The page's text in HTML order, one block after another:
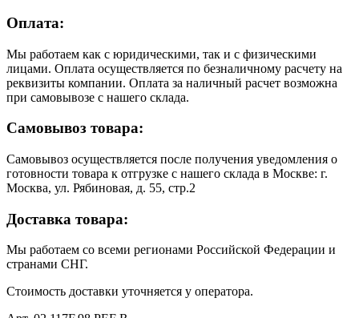
Оплата:
Мы работаем как с юридическими, так и с физическими
лицами. Оплата осуществляется по безналичному расчету на
реквизиты компании. Оплата за наличный расчет возможна
при самовывозе с нашего склада.
Самовывоз товара:
Самовывоз осуществляется после получения уведомления о
готовности товара к отгрузке с нашего склада в Москве: г.
Москва, ул. Рябиновая, д. 55, стр.2
Доставка товара:
Мы работаем со всеми регионами Российской Федерации и
странами СНГ.
Стоимость доставки уточняется у оператора.